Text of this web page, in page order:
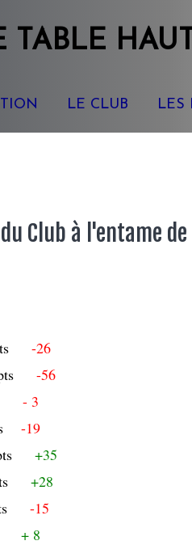
TABLE
LE CLUB LES
Club à l'entame
-26
-56
- 3
-19
+35
+28
-15
+ 8